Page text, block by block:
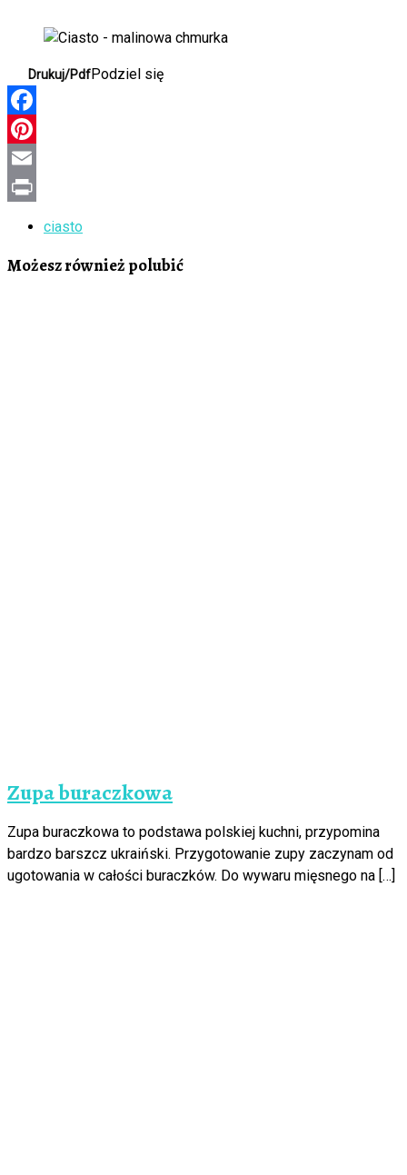
Drukuj/PdfPodziel się
Facebook
Pinterest
Email
ciasto
Możesz również polubić
Zupa buraczkowa
Zupa buraczkowa to podstawa polskiej kuchni, przypomina
bardzo barszcz ukraiński. Przygotowanie zupy zaczynam od
ugotowania w całości buraczków. Do wywaru mięsnego na […]